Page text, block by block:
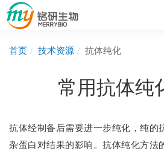
首页 技术资源 抗体纯化
常用抗体纯
抗体经制备后需要进一步纯化，纯的
杂蛋白对结果的影响。抗体纯化方法